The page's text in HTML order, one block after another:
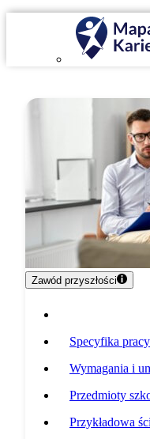
Zawód przyszłości
Specyfika pracy
Wymagania i
Przedmioty
Przykładowa